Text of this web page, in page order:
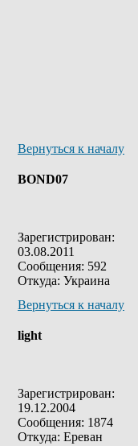
Вернуться к началу
BOND07
Зарегистрирован:
03.08.2011
Сообщения: 592
Откуда: Украина
Вернуться к началу
light
Зарегистрирован:
19.12.2004
Сообщения: 1874
Откуда: Ереван